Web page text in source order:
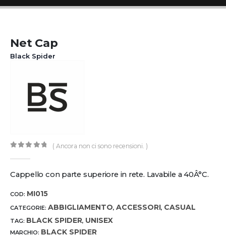
Net Cap
Black Spider
( Ancora non ci sono recensioni. )
Cappello con parte superiore in rete. Lavabile a 40Â°C.
COD: MI015
CATEGORIE: ABBIGLIAMENTO, ACCESSORI, CASUAL
TAG: BLACK SPIDER, UNISEX
MARCHIO: BLACK SPIDER